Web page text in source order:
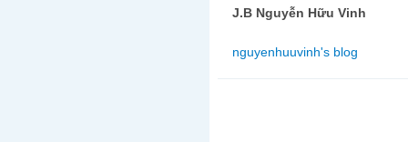
J.B Nguyễn Hữu Vinh
nguyenhuuvinh's blog